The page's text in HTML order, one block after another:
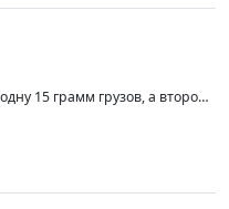
15 грамм грузов, а второй